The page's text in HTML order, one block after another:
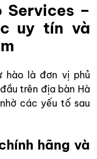
Services –
uy tín và
hào là đơn vị phủ
trên địa bàn Hà
các yếu tố sau
hãng và